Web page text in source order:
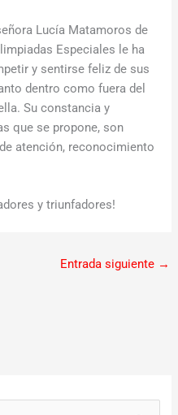
Lucía Matamoros de
Especiales le ha
y sentirse feliz de sus
dentro como fuera del
Su constancia y
que se propone, son
atención, reconocimiento
y triunfadores!
Entrada siguiente →